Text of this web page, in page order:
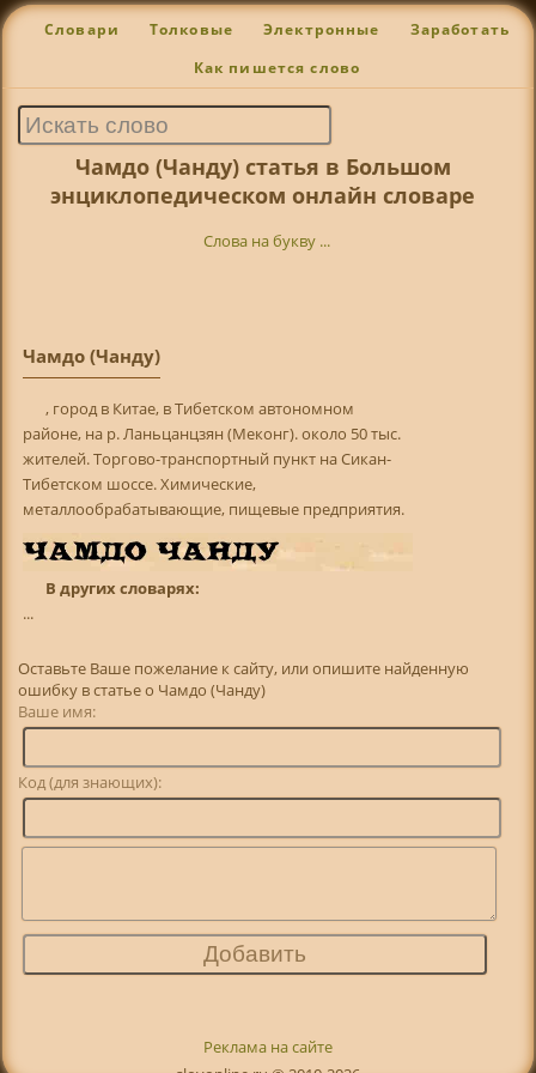
Словари Толковые Электронные Заработать
Как пишется слово
Чамдо (Чанду) статья в Большом
энциклопедическом онлайн словаре
Слова на букву ...
Чамдо (Чанду)
, город в Китае, в Тибетском автономном
районе, на р. Ланьцанцзян (Меконг). около 50 тыс.
жителей. Торгово-транспортный пункт на Сикан-
Тибетском шоссе. Химические,
металлообрабатывающие, пищевые предприятия.
В других словарях:
...
Оставьте Ваше пожелание к сайту, или опишите найденную
ошибку в статье о Чамдо (Чанду)
Ваше имя:
Код (для знающих):
Реклама на сайте